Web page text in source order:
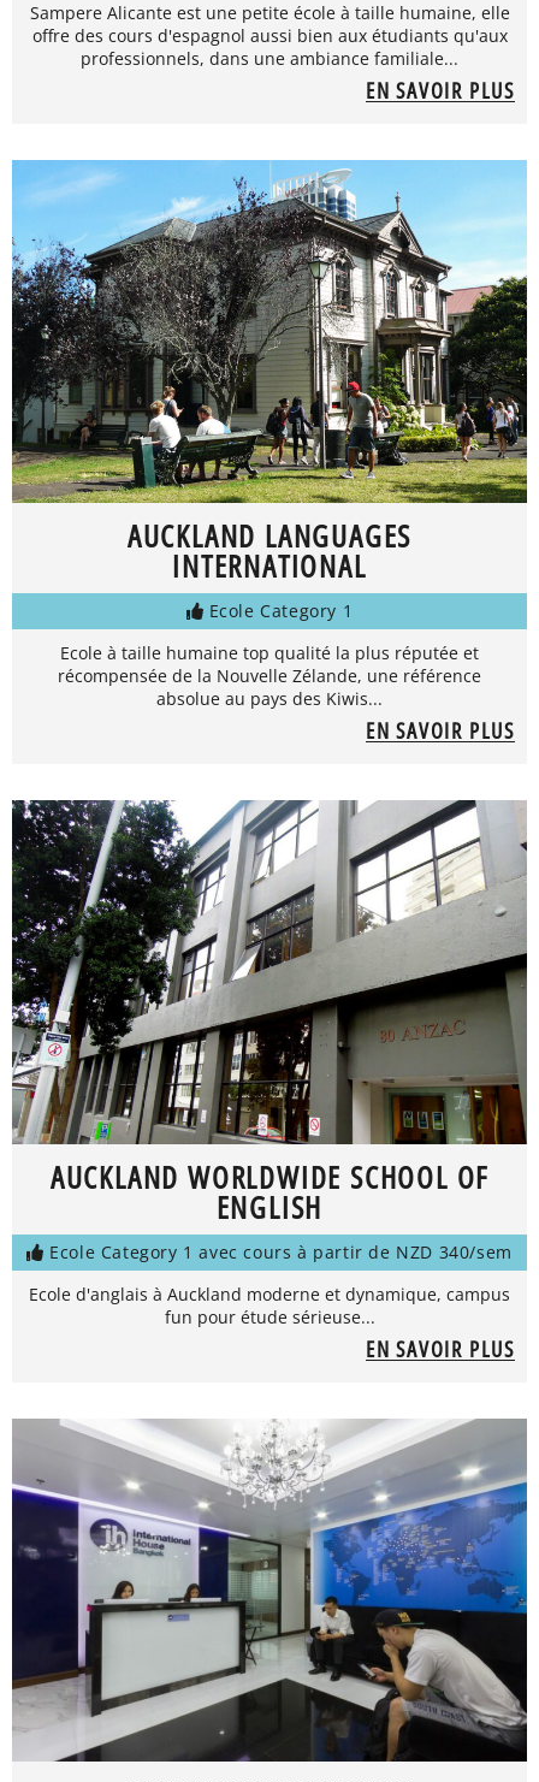
Sampere Alicante est une petite école à taille humaine, elle
offre des cours d'espagnol aussi bien aux étudiants qu'aux
professionnels, dans une ambiance familiale...
EN SAVOIR PLUS
AUCKLAND LANGUAGES
INTERNATIONAL
Ecole Category 1
Ecole à taille humaine top qualité la plus réputée et
récompensée de la Nouvelle Zélande, une référence
absolue au pays des Kiwis...
EN SAVOIR PLUS
AUCKLAND WORLDWIDE SCHOOL OF
ENGLISH
Ecole Category 1 avec cours à partir de NZD 340/sem
Ecole d'anglais à Auckland moderne et dynamique, campus
fun pour étude sérieuse...
EN SAVOIR PLUS